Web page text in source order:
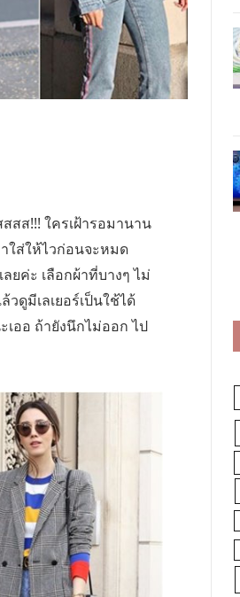
สส!!! ใครเฝ้ารอมานาน
ใส่ให้ไวก่อนจะหมด
ยค่ะ เลือกผ้าที่บางๆ ไม่
ดูมีเลเยอร์เป็นใช้ได้
เออ ถ้ายังนึกไม่ออก ไป